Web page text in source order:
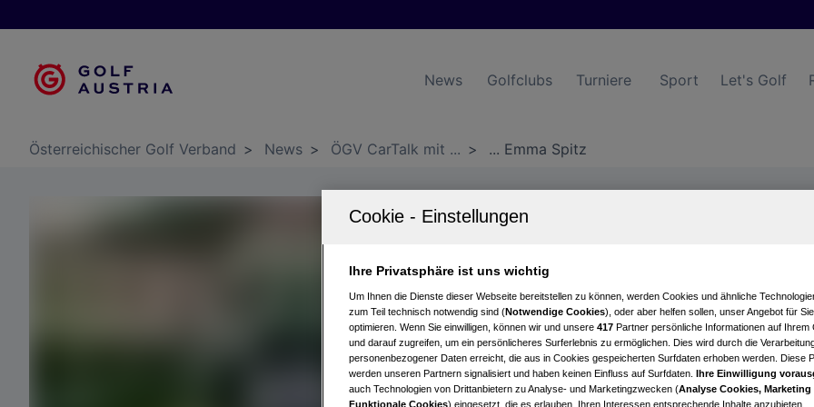
News Golfclubs Turniere Sport Let's Golf
Österreichischer Golf Verband > News > ÖGV CarTalk mit ... > ... Emma Spitz
...
Vom Golfplatz neben
Bühne: Emma Spitz
Leben im Profigolf.
Ihre Privatsphäre ist uns wichtig
Um Ihnen die Dienste dieser Webseite bereitstellen zu können, werden Cookies und ähnliche
zum Teil technisch notwendig sind (Notwendige Cookies), oder aber helfen sollen, unser Angebot für
optimieren. Wenn Sie einwilligen, können wir und unsere 417 Partner persönliche Informationen auf Ihrem
und darauf zugreifen, um ein persönlicheres Surferlebnis zu ermöglichen. Dies wird durch die
personenbezogener Daten erreicht, die aus in Cookies gespeicherten Surfdaten erhoben werden. Diese
werden unseren Partnern signalisiert und haben keinen Einfluss auf Surfdaten. Ihre Einwilligung
auch Technologien von Drittanbietern zu Analyse- und Marketingzwecken (Analyse Cookies, Marketing
Funktionale Cookies) eingesetzt, die es erlauben, Ihren Interessen entsprechende Inhalte anzubieten.